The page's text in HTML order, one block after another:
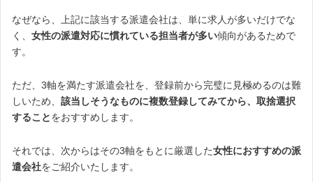
なぜなら、上記に該当する派遣会社は、単に求人が多いだけでな
く、 女性の派遣対応に慣れている担当者が多い傾向があるためで
す。
ただ、3軸を満たす派遣会社を、登録前から完璧に見極めるのは難
しいため、 該当しそうなものに複数登録してみてから、取捨選択
することをおすすめします。
それでは、次からはその3軸をもとに厳選した女性におすすめの派
遣会社をご紹介いたします。